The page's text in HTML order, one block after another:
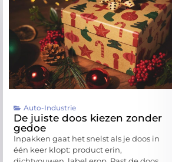
Auto-Industrie
De juiste doos kiezen zonder
gedoe
Inpakken gaat het snelst als je doos in
één keer klopt: product erin,